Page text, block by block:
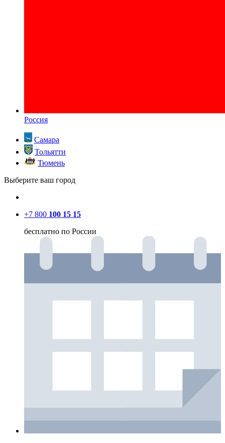
Россия
Самара
Тольятти
Тюмень
Выберите ваш город
+7 800 100 15 15
бесплатно по России